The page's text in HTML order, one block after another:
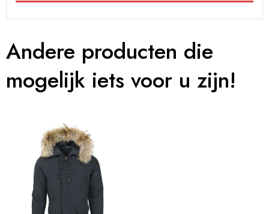
Andere producten die
mogelijk iets voor u zijn!